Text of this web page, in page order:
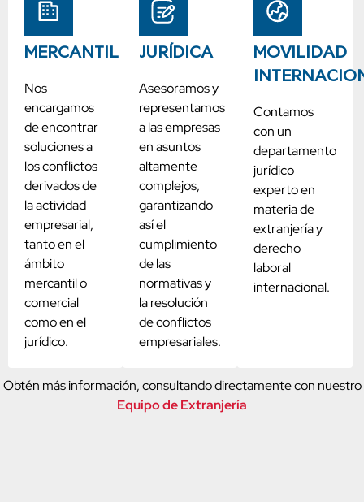
MERCANTIL
Nos
encargamos
de encontrar
soluciones a
los conflictos
derivados de
la actividad
empresarial,
tanto en el
ámbito
mercantil o
comercial
como en el
jurídico.
JURÍDICA
Asesoramos y
representamos
a las empresas
en asuntos
altamente
complejos,
garantizando
así el
cumplimiento
de las
normativas y
la resolución
de conflictos
empresariales.
MOVILIDAD
Contamos
con un
departamento
jurídico
experto en
materia de
extranjería y
derecho
laboral
internacional.
Obtén más información, consultando directamente con nuestro
Equipo de Extranjería